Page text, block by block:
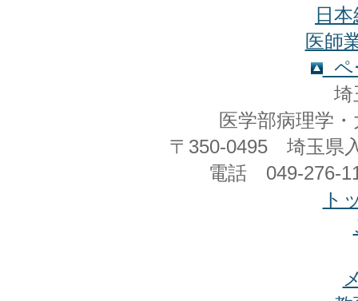
日
医師
ペ
埼
医学部病理学
〒350-0495 埼玉県
電話 049-276-
ト